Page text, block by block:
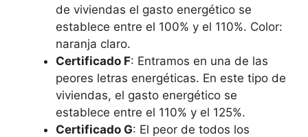
de viviendas el gasto energético se
establece entre el 100% y el 110%. Color:
naranja claro.
Certificado F: Entramos en una de las
peores letras energéticas. En este tipo de
viviendas, el gasto energético se
establece entre el 110% y el 125%.
Certificado G: El peor de todos los